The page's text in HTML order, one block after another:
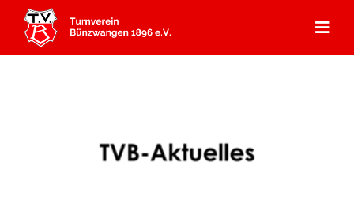
Inhalt
springen